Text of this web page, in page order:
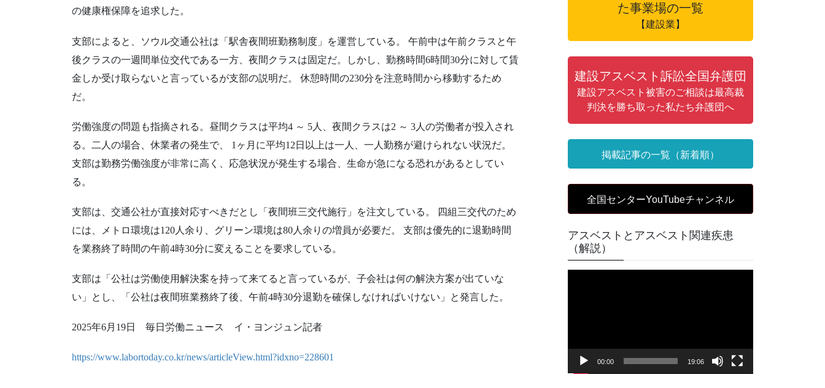
の健康権保障を追求した。
支部によると、ソウル交通公社は「駅舎夜間班勤務制度」を運営している。 午前中は午前クラスと午
後クラスの一週間単位交代である一方、夜間クラスは固定だ。しかし、勤務時間6時間30分に対して賃
金しか受け取らないと言っているが支部の説明だ。 休憩時間の230分を注意時間から移動するため
だ。
労働強度の問題も指摘される。昼間クラスは平均4 ～ 5人、夜間クラスは2 ～ 3人の労働者が投入され
る。二人の場合、休業者の発生で、 1ヶ月に平均12日以上は一人、一人勤務が避けられない状況だ。
支部は勤務労働強度が非常に高く、応急状況が発生する場合、生命が急になる恐れがあるとしてい
る。
支部は、交通公社が直接対応すべきだとし「夜間班三交代施行」を注文している。 四組三交代のため
には、メトロ環境は120人余り、グリーン環境は80人余りの増員が必要だ。 支部は優先的に退勤時間
を業務終了時間の午前4時30分に変えることを要求している。
支部は「公社は労働使用解決案を持って来てると言っているが、子会社は何の解決方案が出ていな
い」とし、「公社は夜間班業務終了後、午前4時30分退勤を確保しなければいけない」と発言した。
2025年6月19日 毎日労働ニュース イ・ヨンジュン記者
https://www.labortoday.co.kr/news/articleView.html?idxno=228601
た事業場の一覧
【建設業】
建設アスベスト訴訟全国弁護団
建設アスベスト被害のご相談は最高裁
判決を勝ち取った私たち弁護団へ
掲載記事の一覧（新着順）
全国センターYouTubeチャンネル
アスベストとアスベスト関連疾患
（解説）
ヤ
00:00 19:06